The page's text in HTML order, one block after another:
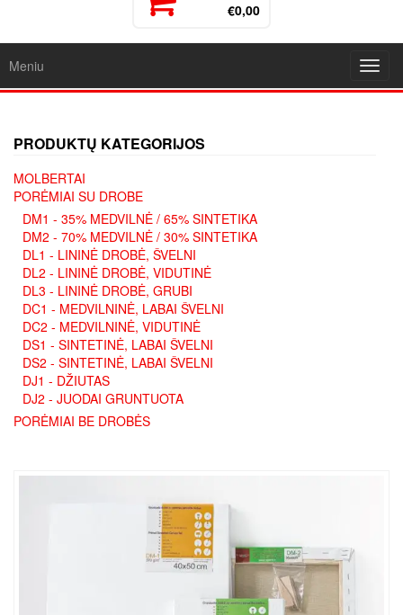
€0,00
Meniu
PRODUKTŲ KATEGORIJOS
MOLBERTAI
PORĖMIAI SU DROBE
DM1 - 35% MEDVILNĖ / 65% SINTETIKA
DM2 - 70% MEDVILNĖ / 30% SINTETIKA
DL1 - LININĖ DROBĖ, ŠVELNI
DL2 - LININĖ DROBĖ, VIDUTINĖ
DL3 - LININĖ DROBĖ, GRUBI
DC1 - MEDVILNINĖ, LABAI ŠVELNI
DC2 - MEDVILNINĖ, VIDUTINĖ
DS1 - SINTETINĖ, LABAI ŠVELNI
DS2 - SINTETINĖ, LABAI ŠVELNI
DJ1 - DŽIUTAS
DJ2 - JUODAI GRUNTUOTA
PORĖMIAI BE DROBĖS